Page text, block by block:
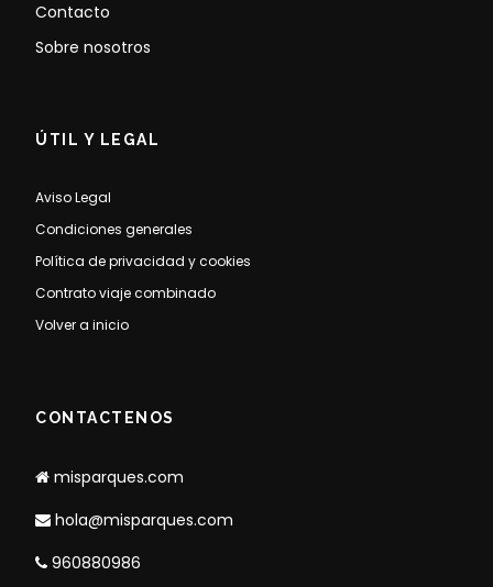
Contacto
Sobre nosotros
ÚTIL Y LEGAL
Aviso Legal
Condiciones generales
Política de privacidad y cookies
Contrato viaje combinado
Volver a inicio
CONTACTENOS
misparques.com
hola@misparques.com
960880986